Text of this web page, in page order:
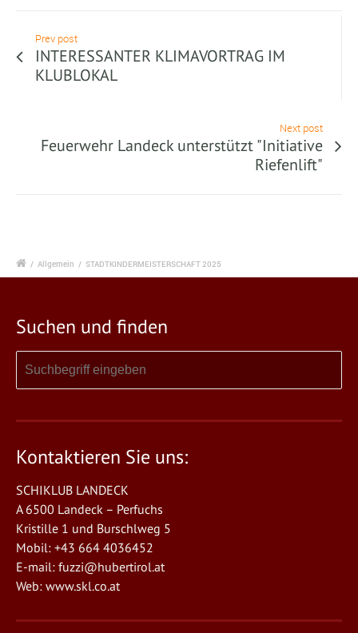
Prev post
INTERESSANTER KLIMAVORTRAG IM
KLUBLOKAL
Next post
Feuerwehr Landeck unterstützt "Initiative
Riefenlift"
/ Allgemein / STADTKINDERMEISTERSCHAFT 2025
Suchen und finden
Kontaktieren Sie uns:
SCHIKLUB LANDECK
A 6500 Landeck – Perfuchs
Kristille 1 und Burschlweg 5
Mobil: +43 664 4036452
E-mail: fuzzi@hubertirol.at
Web: www.skl.co.at